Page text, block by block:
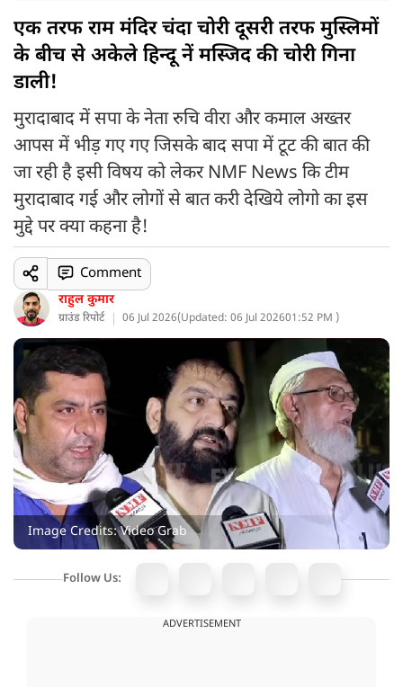
एक तरफ राम मंदिर चंदा चोरी दूसरी तरफ मुस्लिमों
के बीच से अकेले हिन्दू नें मस्जिद की चोरी गिना
डाली!
मुरादाबाद में सपा के नेता रुचि वीरा और कमाल अख्तर
आपस में भीड़ गए गए जिसके बाद सपा में टूट की बात की
जा रही है इसी विषय को लेकर NMF News कि टीम
मुरादाबाद गई और लोगों से बात करी देखिये लोगो का इस
मुद्दे पर क्या कहना है!
राहुल कुमार
ग्राउंड रिपोर्ट 06 Jul 2026(Updated: 06 Jul 202601:52 PM )
Comment
Image Credits: Video Grab
Follow Us:
ADVERTISEMENT